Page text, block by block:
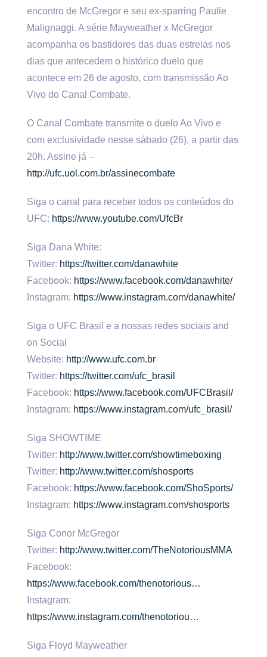
encontro de McGregor e seu ex-sparring Paulie
Malignaggi. A série Mayweather x McGregor
acompanha os bastidores das duas estrelas nos
dias que antecedem o histórico duelo que
acontece em 26 de agosto, com transmissão Ao
Vivo do Canal Combate.
O Canal Combate transmite o duelo Ao Vivo e
com exclusividade nesse sábado (26), a partir das
20h. Assine já –
http://ufc.uol.com.br/assinecombate
Siga o canal para receber todos os conteúdos do
UFC: https://www.youtube.com/UfcBr
Siga Dana White:
Twitter: https://twitter.com/danawhite
Facebook: https://www.facebook.com/danawhite/
Instagram: https://www.instagram.com/danawhite/
Siga o UFC Brasil e a nossas redes sociais and
on Social
Website: http://www.ufc.com.br
Twitter: https://twitter.com/ufc_brasil
Facebook: https://www.facebook.com/UFCBrasil/
Instagram: https://www.instagram.com/ufc_brasil/
Siga SHOWTIME
Twitter: http://www.twitter.com/showtimeboxing
Twitter: http://www.twitter.com/shosports
Facebook: https://www.facebook.com/ShoSports/
Instagram: https://www.instagram.com/shosports
Siga Conor McGregor
Twitter: http://www.twitter.com/TheNotoriousMMA
Facebook:
https://www.facebook.com/thenotorious…
Instagram:
https://www.instagram.com/thenotoriou…
Siga Floyd Mayweather